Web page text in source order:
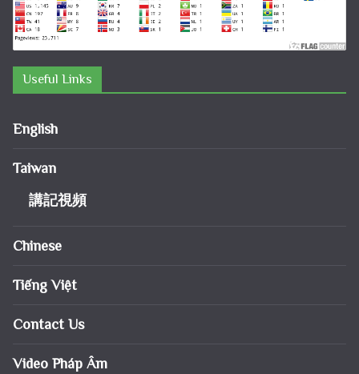
Useful Links
English
Taiwan
講記視頻
Chinese
Tiếng Việt
Contact Us
Video Pháp Âm